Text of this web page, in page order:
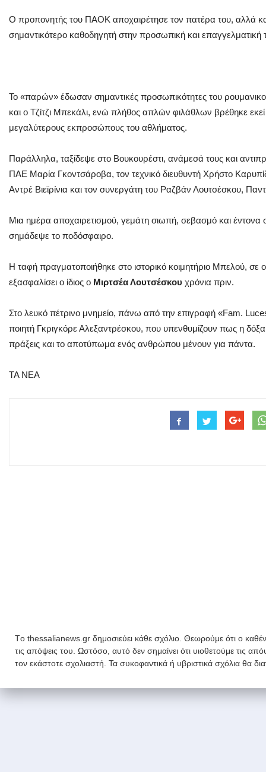
Ο προπονητής του ΠΑΟΚ αποχαιρέτησε τον πατέρα του, αλλά
σημαντικότερο καθοδηγητή στην προσωπική και επαγγελματική
Το «παρών» έδωσαν σημαντικές προσωπικότητες του
και ο Τζίτζι Μπεκάλι, ενώ πλήθος απλών φιλάθλων βρέθηκε εκεί
μεγαλύτερους εκπροσώπους του αθλήματος.
Παράλληλα, ταξίδεψε στο Βουκουρέστι, ανάμεσά τους και
ΠΑΕ Μαρία Γκοντσάροβα, τον τεχνικό διευθυντή Χρήστο
Αντρέ Βιεϊρίνια και τον συνεργάτη του Ραζβάν Λουτσέσκου,
Μια ημέρα αποχαιρετισμού, γεμάτη σιωπή, σεβασμό και
σημάδεψε το ποδόσφαιρο.
Η ταφή πραγματοποιήθηκε στο ιστορικό κοιμητήριο Μπελού, σε
εξασφαλίσει ο ίδιος ο Μιρτσέα Λουτσέσκου χρόνια πριν.
Στο λευκό πέτρινο μνημείο, πάνω από την επιγραφή «Fam.
ποιητή Γκριγκόρε Αλεξαντρέσκου, που υπενθυμίζουν πως η
πράξεις και το αποτύπωμα ενός ανθρώπου μένουν για πάντα.
TA NΕΑ
Tο thessalianews.gr δημοσιεύει κάθε σχόλιο. Θεωρούμε ότι ο
τις απόψεις του. Ωστόσο, αυτό δεν σημαίνει ότι υιοθετούμε τις
τον εκάστοτε σχολιαστή. Τα συκοφαντικά ή υβριστικά σχόλια θα